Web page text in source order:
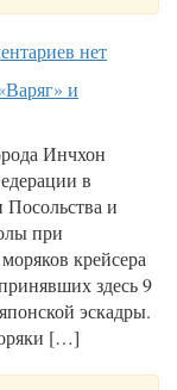
нет
и
Инчхон
в
и
при
крейсера
здесь 9
эскадры.
[…]